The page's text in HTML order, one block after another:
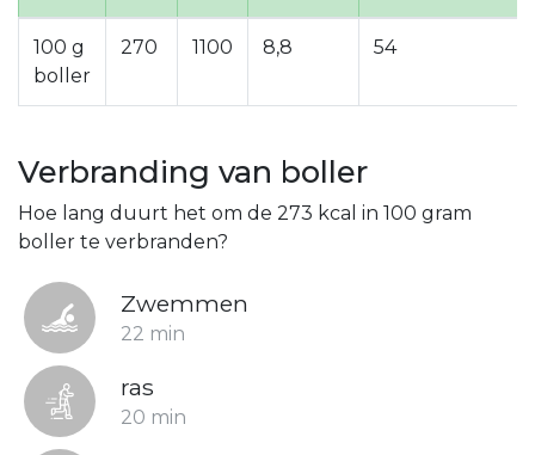
100 g
boller
270 1100 8,8 54
Verbranding van boller
Hoe lang duurt het om de 273 kcal in 100 gram
boller te verbranden?
Zwemmen
22 min
ras
20 min